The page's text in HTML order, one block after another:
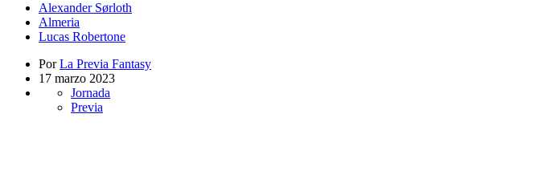
Alexander Sørloth
Almeria
Lucas Robertone
PorLa Previa Fantasy
17 marzo 2023
Jornada
Previa